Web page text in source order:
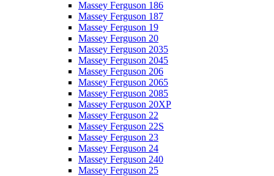
Massey Ferguson 186
Massey Ferguson 187
Massey Ferguson 19
Massey Ferguson 20
Massey Ferguson 2035
Massey Ferguson 2045
Massey Ferguson 206
Massey Ferguson 2065
Massey Ferguson 2085
Massey Ferguson 20XP
Massey Ferguson 22
Massey Ferguson 22S
Massey Ferguson 23
Massey Ferguson 24
Massey Ferguson 240
Massey Ferguson 25